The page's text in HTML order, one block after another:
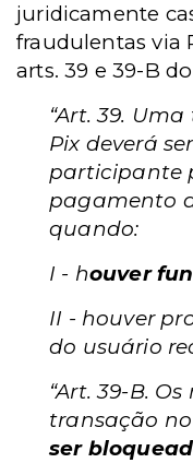
juridicamente
fraudulentas via
arts. 39 e 39-B
“Art. 39.
Pix deverá ser
participante
pagamento
quando:
I - houver
II - houver
do usuário
“Art. 39-B.
transação
ser